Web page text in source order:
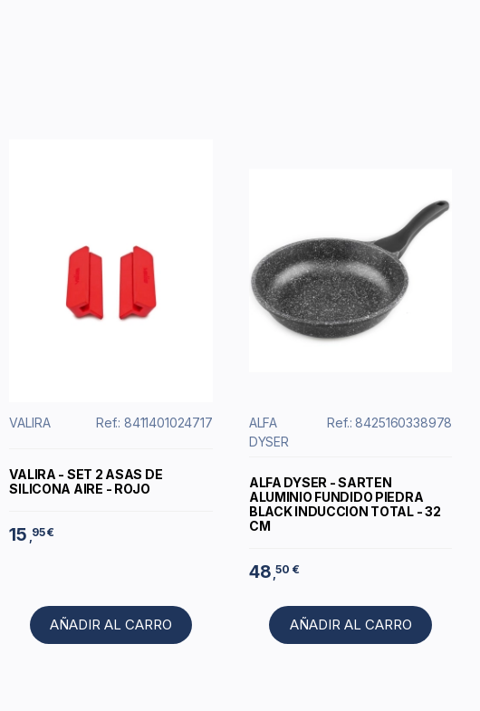
VALIRA Ref.: 8411401024717
VALIRA - SET 2 ASAS DE
SILICONA AIRE - ROJO
15 ,95 €
AÑADIR AL CARRO
ALFA
DYSER
Ref.: 8425160338978
ALFA DYSER - SARTEN
ALUMINIO FUNDIDO PIEDRA
BLACK INDUCCION TOTAL - 32
CM
48 ,50 €
AÑADIR AL CARRO